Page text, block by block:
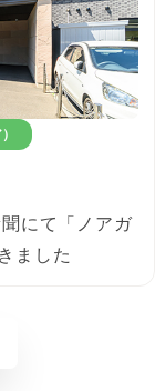
にて「ノアガ
ました